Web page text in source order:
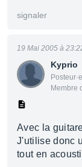
signaler
Kyprio
Membre
19 Mai 2005 à
Avec la
J'utilise donc
tout en